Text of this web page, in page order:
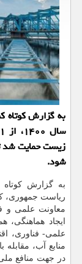
به گزارش کوتاه
زیست حمایت شد
شود.
به گزارش کوتاه
ریاست جمهوری،
ایجاد هماهنگی،
علمی- فناوری،
منابع آب،